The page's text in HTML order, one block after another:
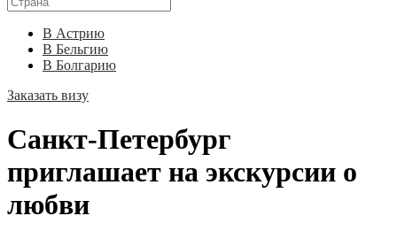
В Астрию
В Бельгию
В Болгарию
Заказать визу
Санкт-Петербург
приглашает на экскурсии о
любви